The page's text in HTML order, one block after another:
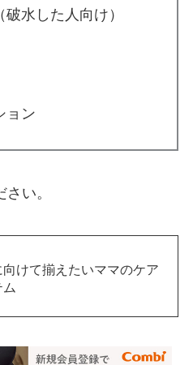
水した人向け）
ョン
い。
向けて揃えたいママのケア